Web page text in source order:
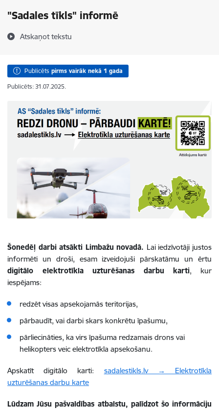
"Sadales tīkls" informē
Atskaņot tekstu
Publicēts pirms vairāk nekā 1 gada
Publicēts: 31.07.2025.
Šonedēļ darbi atsākti Limbažu novadā. Lai iedzīvotāji justos
informēti un droši, esam izveidojuši pārskatāmu un ērtu
digitālo elektrotīkla uzturēšanas darbu karti, kur
iespējams:
redzēt visas apsekojamās teritorijas,
pārbaudīt, vai darbi skars konkrētu īpašumu,
pārliecināties, ka virs īpašuma redzamais drons vai
helikopters veic elektrotīkla apsekošanu.
Apskatīt digitālo karti: sadalestikls.lv → Elektrotīkla
uzturēšanas darbu karte
Lūdzam Jūsu pašvaldības atbalstu, palīdzot šo informāciju